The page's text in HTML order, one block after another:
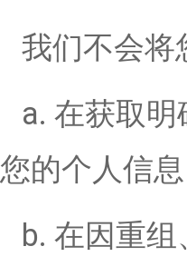
我们不会将
a. 在获取
您的个人信息
b. 在因重